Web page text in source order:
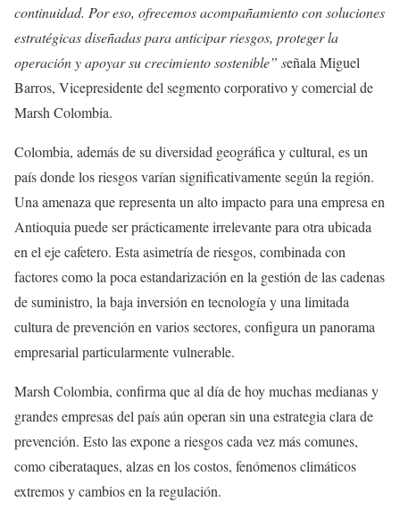
continuidad. Por eso, ofrecemos acompañamiento con soluciones
estratégicas diseñadas para anticipar riesgos, proteger la
operación y apoyar su crecimiento sostenible” señala Miguel
Barros, Vicepresidente del segmento corporativo y comercial de
Marsh Colombia.
Colombia, además de su diversidad geográfica y cultural, es un
país donde los riesgos varían significativamente según la región.
Una amenaza que representa un alto impacto para una empresa en
Antioquia puede ser prácticamente irrelevante para otra ubicada
en el eje cafetero. Esta asimetría de riesgos, combinada con
factores como la poca estandarización en la gestión de las cadenas
de suministro, la baja inversión en tecnología y una limitada
cultura de prevención en varios sectores, configura un panorama
empresarial particularmente vulnerable.
Marsh Colombia, confirma que al día de hoy muchas medianas y
grandes empresas del país aún operan sin una estrategia clara de
prevención. Esto las expone a riesgos cada vez más comunes,
como ciberataques, alzas en los costos, fenómenos climáticos
extremos y cambios en la regulación.